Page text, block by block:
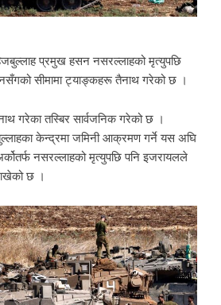
प्रमुख हसन नसरल्लाहको मृत्युपछि
सीमामा ट्याङ्कहरू तैनाथ गरेको छ ।
गरेका तस्बिर सार्वजनिक गरेको छ ।
केन्द्रमा जमिनी आक्रमण गर्ने यस अघि
नसरल्लाहको मृत्युपछि पनि इजरायलले
छ ।